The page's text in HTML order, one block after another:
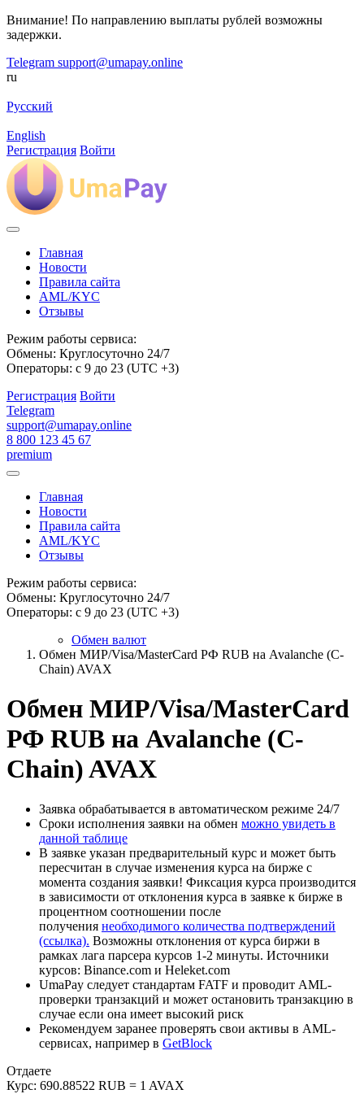
Внимание! По направлению выплаты рублей возможны
задержки.
Telegram support@umapay.online
ru
Русский
English
Регистрация Войти
Главная
Новости
Правила сайта
AML/KYC
Отзывы
Режим работы сервиса:
Обмены: Круглосуточно 24/7
Операторы: с 9 до 23 (UTC +3)
Регистрация Войти
Telegram
support@umapay.online
8 800 123 45 67
premium
Главная
Новости
Правила сайта
AML/KYC
Отзывы
Режим работы сервиса:
Обмены: Круглосуточно 24/7
Операторы: с 9 до 23 (UTC +3)
Обмен валют
Обмен МИР/Visa/MasterCard РФ RUB на Avalanche (C-
Chain) AVAX
Обмен МИР/Visa/MasterCard
РФ RUB на Avalanche (C-
Chain) AVAX
Заявка обрабатывается в автоматическом режиме 24/7
Сроки исполнения заявки на обмен можно увидеть в
данной таблице
В заявке указан предварительный курс и может быть
пересчитан в случае изменения курса на бирже с
момента создания заявки! Фиксация курса производится
в зависимости от отклонения курса в заявке к бирже в
процентном соотношении после
получения необходимого количества подтверждений
(ссылка). Возможны отклонения от курса биржи в
рамках лага парсера курсов 1-2 минуты. Источники
курсов: Binance.com и Heleket.com
UmaPay следует стандартам FATF и проводит AML-
проверки транзакций и может остановить транзакцию в
случае если она имеет высокий риск
Рекомендуем заранее проверять свои активы в AML-
сервисах, например в GetBlock
Отдаете
Курс: 690.88522 RUB = 1 AVAX